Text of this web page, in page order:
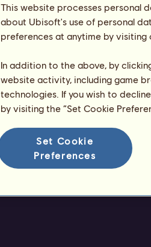
This website processes personal
about Ubisoft's use of personal
preferences at anytime by
In addition to the above, by
website activity, including game
technologies. If you wish to
by visiting the “Set Cookie
Set Cookie
Preferences